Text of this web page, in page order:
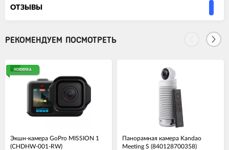
ОТЗЫВЫ
РЕКОМЕНДУЕМ ПОСМОТРЕТЬ
НОВИНКА
Экшн-камера GoPro MISSION 1
(CHDHW-001-RW)
Панорамная камера Kandao
Meeting S (840128700358)